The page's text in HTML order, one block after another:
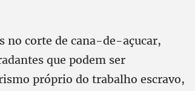
no corte de cana-de-açucar,
que podem ser
próprio do trabalho escravo,